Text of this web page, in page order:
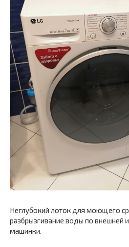
Неглубокий лоток для моющего
разбрызгивание воды по внешней
машинки.